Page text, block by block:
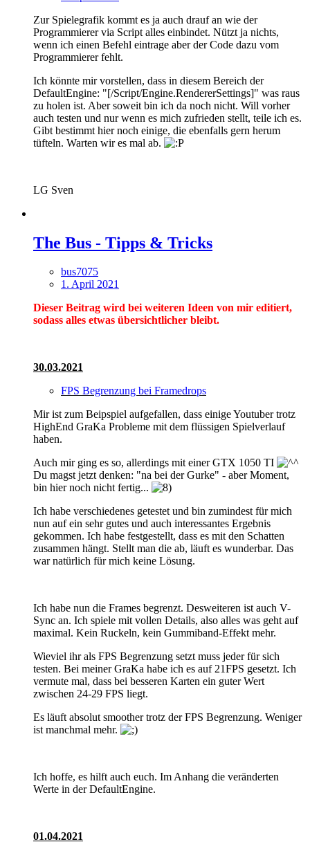
Zur Spielegrafik kommt es ja auch drauf an wie der
Programmierer via Script alles einbindet. Nützt ja nichts,
wenn ich einen Befehl eintrage aber der Code dazu vom
Programmierer fehlt.
Ich könnte mir vorstellen, dass in diesem Bereich der
DefaultEngine: "[/Script/Engine.RendererSettings]" was raus
zu holen ist. Aber soweit bin ich da noch nicht. Will vorher
auch testen und nur wenn es mich zufrieden stellt, teile ich es.
Gibt bestimmt hier noch einige, die ebenfalls gern herum
tüfteln. Warten wir es mal ab.
LG Sven
The Bus - Tipps & Tricks
bus7075
1. April 2021
Dieser Beitrag wird bei weiteren Ideen von mir editiert,
sodass alles etwas übersichtlicher bleibt.
30.03.2021
FPS Begrenzung bei Framedrops
Mir ist zum Beipspiel aufgefallen, dass einige Youtuber trotz
HighEnd GraKa Probleme mit dem flüssigen Spielverlauf
haben.
Auch mir ging es so, allerdings mit einer GTX 1050 TI
Du magst jetzt denken: "na bei der Gurke" - aber Moment,
bin hier noch nicht fertig...
Ich habe verschiedenes getestet und bin zumindest für mich
nun auf ein sehr gutes und auch interessantes Ergebnis
gekommen. Ich habe festgestellt, dass es mit den Schatten
zusammen hängt. Stellt man die ab, läuft es wunderbar. Das
war natürlich für mich keine Lösung.
Ich habe nun die Frames begrenzt. Desweiteren ist auch V-
Sync an. Ich spiele mit vollen Details, also alles was geht auf
maximal. Kein Ruckeln, kein Gummiband-Effekt mehr.
Wieviel ihr als FPS Begrenzung setzt muss jeder für sich
testen. Bei meiner GraKa habe ich es auf 21FPS gesetzt. Ich
vermute mal, dass bei besseren Karten ein guter Wert
zwischen 24-29 FPS liegt.
Es läuft absolut smoother trotz der FPS Begrenzung. Weniger
ist manchmal mehr.
Ich hoffe, es hilft auch euch. Im Anhang die veränderten
Werte in der DefaultEngine.
01.04.2021